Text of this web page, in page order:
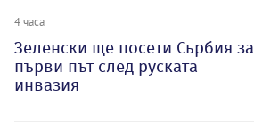
4 часа
Зеленски ще посети Сърбия за
първи път след руската
инвазия